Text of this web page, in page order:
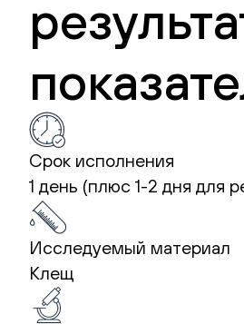
Срок исполнения
1 день (плюс 1-2 дня для
Исследуемый материал
Клещ